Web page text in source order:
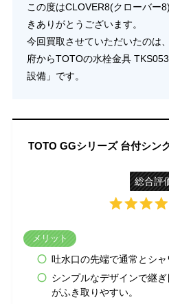
この度はCLOVER8(クローバー
きありがとうございます。
今回買取させていただいたのは
府からTOTOの水栓金具
設備」です。
TOTO GGシリーズ 台付シン
総合評
メリット
吐水口の先端で通常とシ
シンプルなデザインで継
がふき取りやすい。